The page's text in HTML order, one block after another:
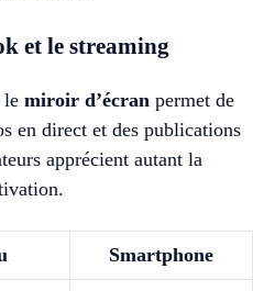
et le streaming
le miroir d’écran permet de
en direct et des publications
apprécient autant la
Smartphone